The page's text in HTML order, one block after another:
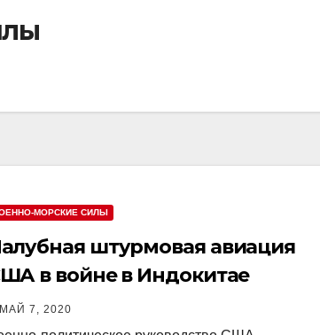
МОРСКИЕ СИЛЫ
штурмовая авиация
в войне в Индокитае
МАЙ 7, 2020